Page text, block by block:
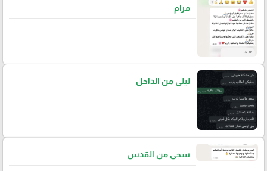
مرام
ليلى من الداخل
سجى من القدس